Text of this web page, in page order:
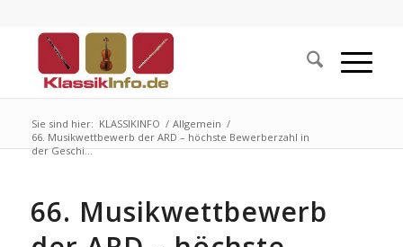
Sie sind hier: KLASSIKINFO / Allgemein /
66. Musikwettbewerb der ARD – höchste Bewerberzahl in
der Geschi...
66. Musikwettbewerb